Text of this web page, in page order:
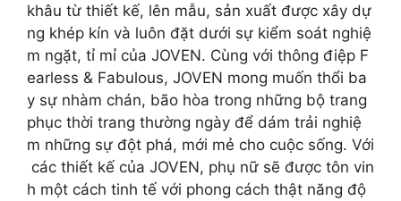
khâu từ thiết kế, lên mẫu, sản xuất được xây dự
ng khép kín và luôn đặt dưới sự kiểm soát nghiệ
m ngặt, tỉ mỉ của JOVEN. Cùng với thông điệp F
earless & Fabulous, JOVEN mong muốn thổi ba
y sự nhàm chán, bão hòa trong những bộ trang
phục thời trang thường ngày để dám trải nghiệ
m những sự đột phá, mới mẻ cho cuộc sống. Với
các thiết kế của JOVEN, phụ nữ sẽ được tôn vin
h một cách tinh tế với phong cách thật năng độ